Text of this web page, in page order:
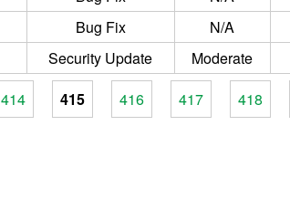
Bug Fix N/A
Security Update Moderate
414 415 416 417 418